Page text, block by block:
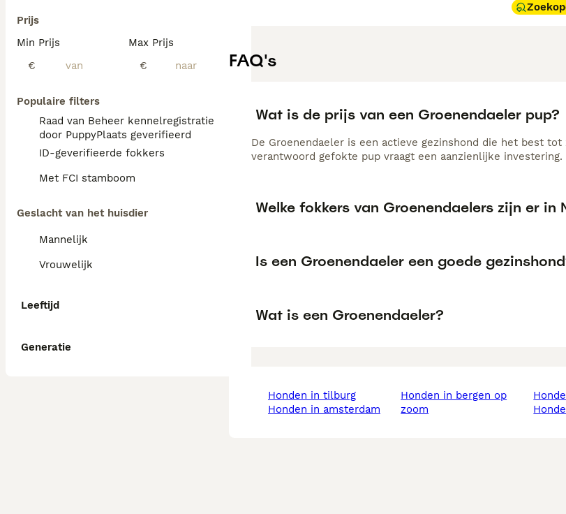
Prijs
Min Prijs
€
Max Prijs
€
Populaire filters
Raad van Beheer kennelregistratie
door PuppyPlaats geverifieerd
ID-geverifieerde fokkers
Met FCI stamboom
Geslacht van het huisdier
Mannelijk
Vrouwelijk
Leeftijd
Generatie
FAQ's
Wat is de prijs van een Groenendaeler pup?
De Groenendaeler is een actieve gezinshond die het best
verantwoord gefokte pup vraagt een aanzienlijke investering.
Welke fokkers van Groenendaelers zijn er in
Is een Groenendaeler een goede
Wat is een Groenendaeler?
honden in tilburg
honden in amsterdam
honden in bergen op
zoom